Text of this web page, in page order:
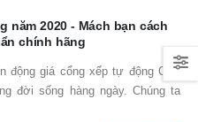
năm 2020 - Mách bạn cách
chính hãng
động giá cổng xếp tự động Cửa
đời sống hàng ngày. Chúng ta